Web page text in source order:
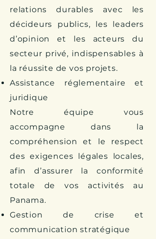
relations durables avec les
décideurs publics, les leaders
d’opinion et les acteurs du
secteur privé, indispensables à
la réussite de vos projets.
Assistance réglementaire et
juridique
Notre équipe vous
accompagne dans la
compréhension et le respect
des exigences légales locales,
afin d’assurer la conformité
totale de vos activités au
Panama.
Gestion de crise et
communication stratégique